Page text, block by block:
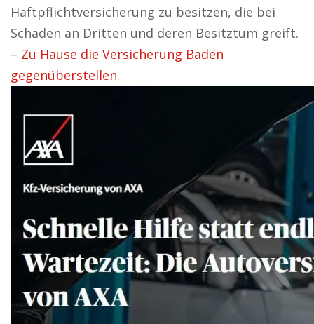
Haftpflichtversicherung zu besitzen, die bei
Schäden an Dritten und deren Besitztum greift.
– Zu Hause die Versicherung Baden
gegenüberstellen.